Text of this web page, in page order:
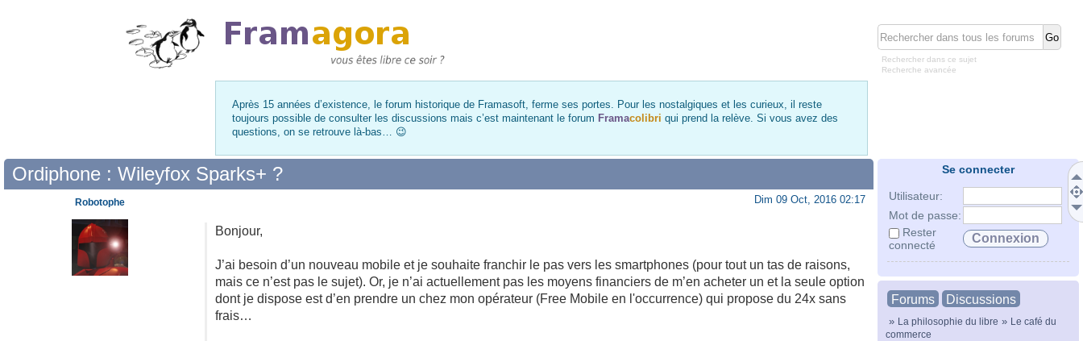
Rechercher dans ce sujet
Recherche avancée
Après 15 années d’existence, le forum historique de Framasoft, ferme ses portes. Pour les nostalgiques et les curieux, il reste
toujours possible de consulter les discussions mais c’est maintenant le forum Framacolibri qui prend la relève. Si vous avez des
questions, on se retrouve là-bas… 😉
Se connecter
Utilisateur:
Mot de passe:
Rester
connecté
Forums Discussions
» La philosophie du libre » Le café du
commerce
Ordiphone : Wileyfox Sparks+ ?
Dim 09 Oct, 2016 02:17
Bonjour,
J’ai besoin d’un nouveau mobile et je souhaite franchir le pas vers les smartphones (pour tout un tas de raisons,
mais ce n’est pas le sujet). Or, je n’ai actuellement pas les moyens financiers de m’en acheter un et la seule option
dont je dispose est d’en prendre un chez mon opérateur (Free Mobile en l'occurrence) qui propose du 24x sans
frais…
Robotophe